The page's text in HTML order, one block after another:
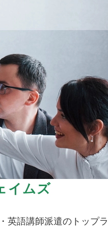
イムズ
英語講師派遣のトップ